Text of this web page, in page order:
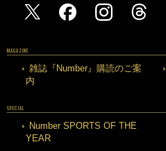
MAGAZINE
雑誌『Number』購読のご案
内
SPECIAL
Number SPORTS OF THE
YEAR